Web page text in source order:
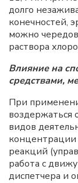
долго
конечностей,
можно
раствора
Влияние на
средствами,
При
воздержаться
видов
реакций
работа с
диспетчера и